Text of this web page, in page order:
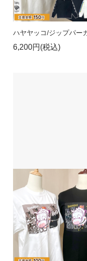
ハヤヤッコ/ジップパー
6,200円(税込)